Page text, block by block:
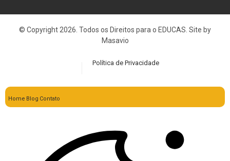
© Copyright 2026. Todos os Direitos para o EDUCAS. Site by
Masavio
Política de Privacidade
Home Blog Contato